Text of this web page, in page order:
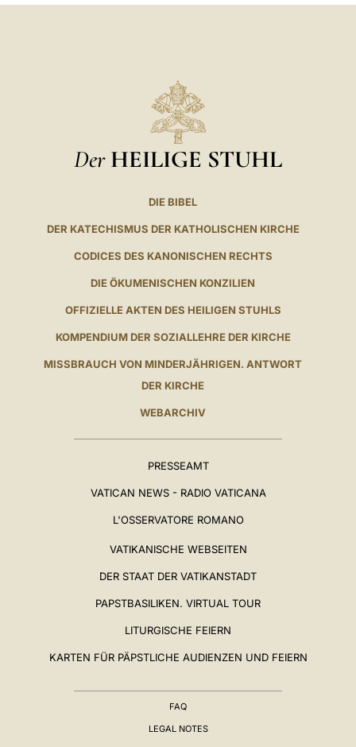
Der HEILIGE STUHL
DIE BIBEL
DER KATECHISMUS DER KATHOLISCHEN KIRCHE
CODICES DES KANONISCHEN RECHTS
DIE ÖKUMENISCHEN KONZILIEN
OFFIZIELLE AKTEN DES HEILIGEN STUHLS
KOMPENDIUM DER SOZIALLEHRE DER KIRCHE
MISSBRAUCH VON MINDERJÄHRIGEN. ANTWORT
DER KIRCHE
WEBARCHIV
PRESSEAMT
VATICAN NEWS - RADIO VATICANA
L'OSSERVATORE ROMANO
VATIKANISCHE WEBSEITEN
DER STAAT DER VATIKANSTADT
PAPSTBASILIKEN. VIRTUAL TOUR
LITURGISCHE FEIERN
KARTEN FÜR PÄPSTLICHE AUDIENZEN UND FEIERN
FAQ
LEGAL NOTES